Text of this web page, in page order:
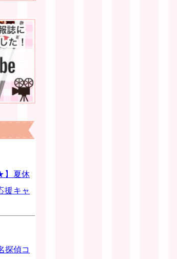
夏休
援キャ
探偵コ